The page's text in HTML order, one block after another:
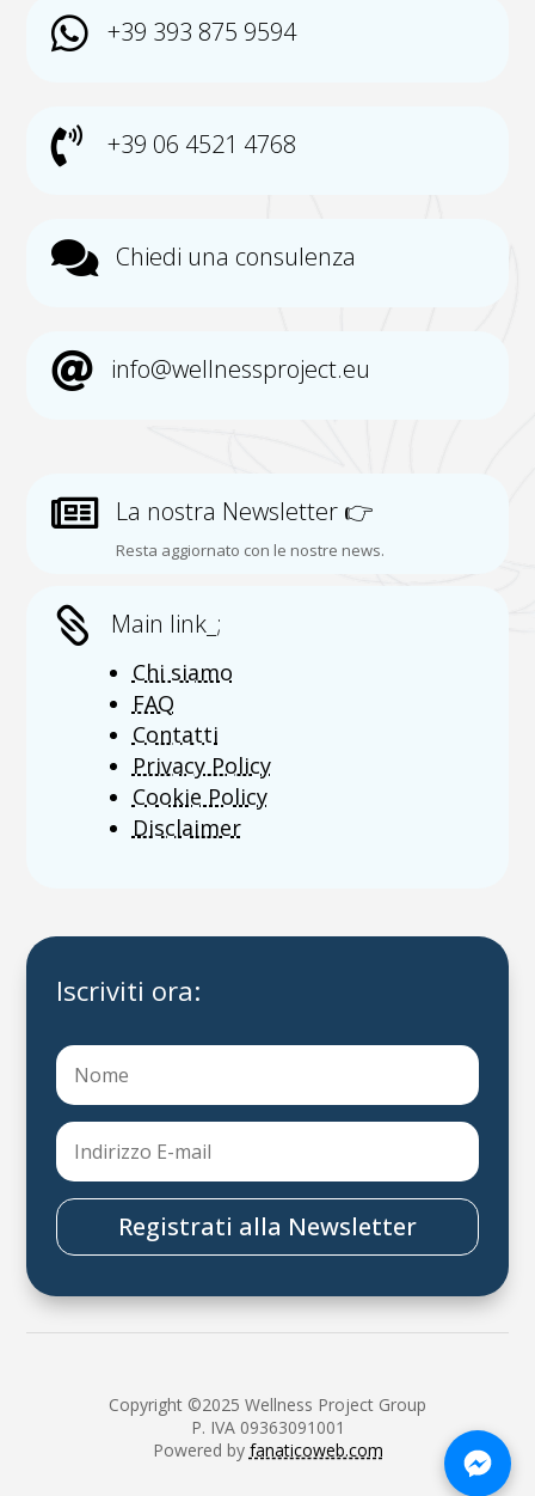
 +39 393 875 9594
 +39 06 4521 4768
 Chiedi una consulenza
 info@wellnessproject.eu
 La nostra Newsletter 👉
Resta aggiornato con le nostre news.
 Main link_;
Chi siamo
FAQ
Contatti
Privacy Policy
Cookie Policy
Disclaimer
Iscriviti ora:
Registrati alla Newsletter
Copyright ©2025 Wellness Project Group
P. IVA 09363091001
Powered by fanaticoweb.com